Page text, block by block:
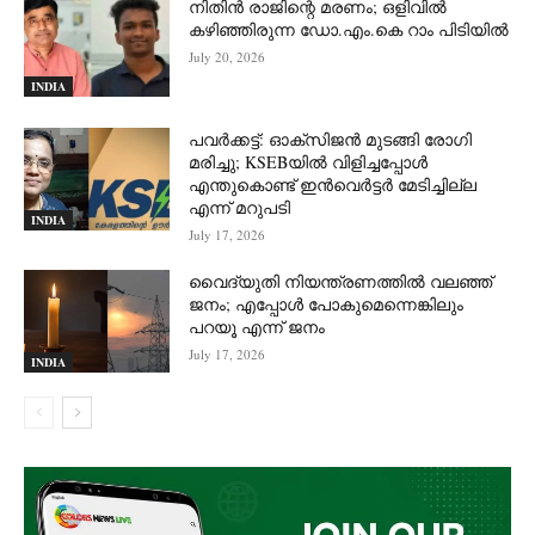
INDIA
നിതിൻ രാജിന്റെ മരണം; ഒളിവിൽ
കഴിഞ്ഞിരുന്ന ഡോ.എം.കെ റാം പിടിയിൽ
July 20, 2026
INDIA
പവർക്കട്ട്: ഓക്‌സിജൻ മുടങ്ങി രോഗി
മരിച്ചു; KSEBയിൽ വിളിച്ചപ്പോൾ
എന്തുകൊണ്ട് ഇൻവെർട്ടർ മേടിച്ചില്ല
എന്ന് മറുപടി
July 17, 2026
INDIA
വൈദ്യുതി നിയന്ത്രണത്തിൽ വലഞ്ഞ്
ജനം; എപ്പോൾ പോകുമെന്നെങ്കിലും
പറയൂ എന്ന് ജനം
July 17, 2026